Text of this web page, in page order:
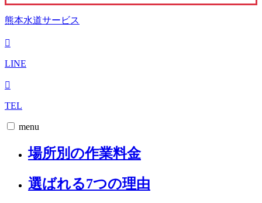
熊本水道サービス
LINE
TEL
menu
場所別の作業料金
選ばれる7つの理由